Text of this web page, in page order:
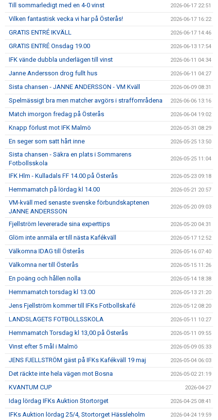
Till sommarledigt med en 4-0 vinst 2026-06-17 22:51
Vilken fantastisk vecka vi har på Österås! 2026-06-17 16:22
GRATIS ENTRÉ IKVÄLL 2026-06-17 14:46
GRATIS ENTRÉ Onsdag 19.00 2026-06-13 17:54
IFK vände dubbla underlägen till vinst 2026-06-11 04:34
Janne Andersson drog fullt hus 2026-06-11 04:27
Sista chansen - JANNE ANDERSSON - VM Kväll 2026-06-09 08:31
Spelmässigt bra men matcher avgörs i straffområdena 2026-06-06 13:16
Match imorgon fredag på Österås 2026-06-04 19:02
Knapp förlust mot IFK Malmö 2026-05-31 08:29
En seger som satt hårt inne 2026-05-25 13:50
Sista chansen - Säkra en plats i Sommarens
Fotbollsskola
2026-05-25 11:04
IFK Hlm - Kulladals FF 14.00 på Österås 2026-05-23 09:18
Hemmamatch på lördag kl 14.00 2026-05-21 20:57
VM-kväll med senaste svenske förbundskaptenen
JANNE ANDERSSON
2026-05-20 09:03
Fjellström levererade sina experttips 2026-05-20 04:31
Glöm inte anmäla er till nästa Kafékväll 2026-05-17 12:52
Välkomna IDAG till Österås 2026-05-16 07:40
Välkomna ner till Österås 2026-05-15 11:26
En poäng och hållen nolla 2026-05-14 18:38
Hemmamatch torsdag kl 13.00 2026-05-13 21:20
Jens Fjellström kommer till IFKs Fotbollskafé 2026-05-12 08:20
LANDSLAGETS FOTBOLLSSKOLA 2026-05-11 10:27
Hemmamatch Torsdag kl 13,00 på Österås 2026-05-11 09:55
Vinst efter 5 mål i Malmö 2026-05-09 05:33
JENS FJELLSTRÖM gäst på IFKs Kafékväll 19 maj 2026-05-04 06:03
Det räckte inte hela vägen mot Bosna 2026-05-02 21:19
KVANTUM CUP 2026-04-27
Idag lördag IFKs Auktion Stortorget 2026-04-25 08:41
IFKs Auktion lördag 25/4, Stortorget Hässleholm 2026-04-24 19:59